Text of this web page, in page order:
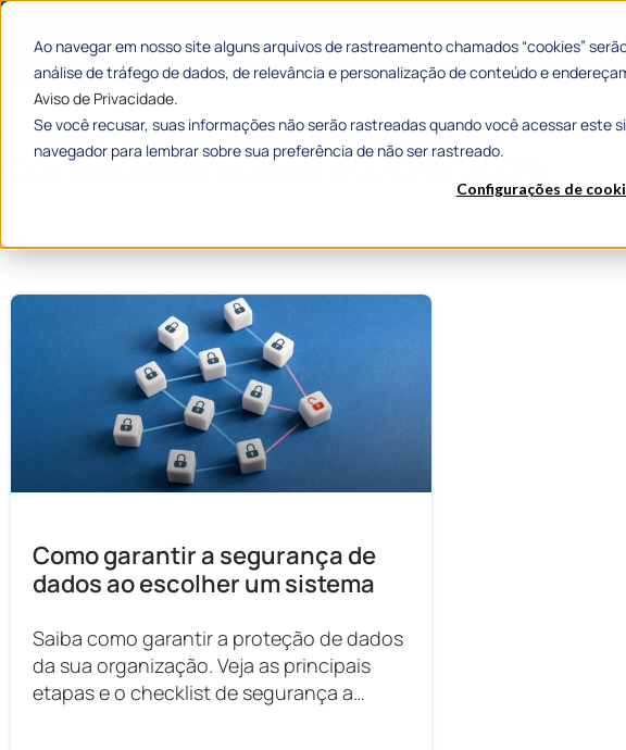
Ao navegar em nosso site alguns arquivos de rastreamento chamados “cookies”
análise de tráfego de dados, de relevância e personalização de conteúdo e
Aviso de Privacidade.
Se você recusar, suas informações não serão rastreadas quando você acessar este
navegador para lembrar sobre sua preferência de não ser rastreado.
Configurações de
Categorias Histórias de Sucesso
Home»Arquivos para 30 de setembro de 2024
Conteúdos sobre30/09/2024
Como garantir a segurança de
dados ao escolher um sistema
Saiba como garantir a proteção de dados
da sua organização. Veja as principais
etapas e o checklist de segurança a